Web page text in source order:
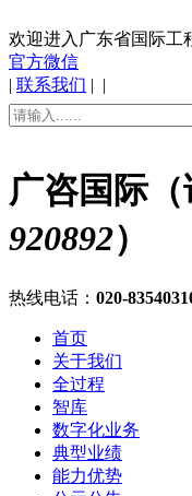
欢迎进入广东省国际工
官方微信
| 联系我们 | |
广咨国际（
920892）
热线电话： 020-
首页
关于我们
全过程
智库
数字化业务
典型业绩
能力优势